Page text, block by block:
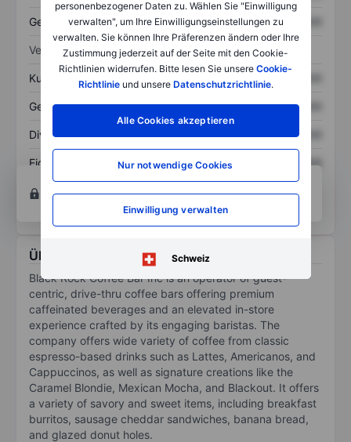
personenbezogener Daten zu. Wählen Sie "Einwilligung
verwalten", um Ihre Einwilligungseinstellungen zu
verwalten. Sie können Ihre Präferenzen ändern oder Ihre
Zustimmung jederzeit auf der Seite mit den Cookie-
Richtlinien widerrufen. Bitte lesen Sie unsere Cookie-
Richtlinieund unsere Datenschutzrichtlinie.
Alle Cookies akzeptieren
Nur notwendige Cookies
Einwilligung verwalten
Schweiz
Gesamtschulden XXXXXXX XXXXXXX
Verhältnisse
Kurs/Umsatz XXXXXXX
Gewinn je Aktie XXXXXXX XXXXXXX
Dividende je Aktie XXXXXXX XXXXXXX
Eigenkapitalrendite XXXXXXX
XXXXXXX
Konto eröffnenum Zugriff auf mehr Diagramm-
und Analyse-Tools zu erhalten.
Über Black Rock Coffee Bar Inc.
Black Rock Coffee Bar Inc is an operator of guest-
centric, drive-thru coffee bars offering premium
caffeinated beverages and an elevated in-store
experience crafted by its engaging baristas. The
company offers wide variety of coffee from classic
espresso-based drinks such as Lattes, Americanos, and
Cappuccinos, as well as signature creations like the
Caramel Blondie, Mexican Mocha, and Blackout. It offers
a variety of savory and sweet items, including breakfast
burritos, sausage cheddar sandwiches, banana bread,
and glazed donut holes.